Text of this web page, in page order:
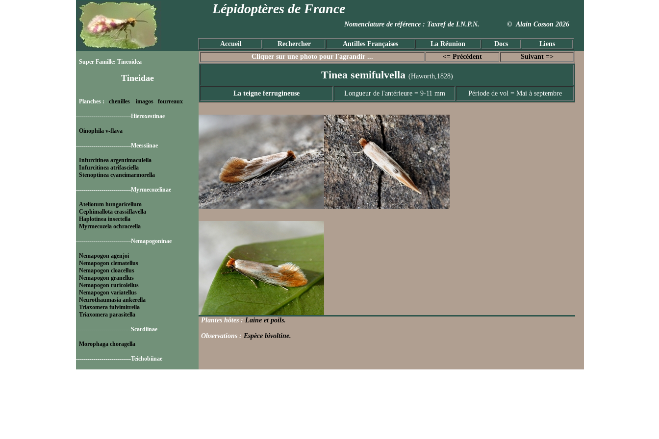
Lépidoptères de France
Nomenclature de référence : Taxref de I.N.P.N. © Alain Cosson 2026
Accueil Rechercher Antilles Françaises La Réunion Docs Liens
Super Famille: Tineoidea
Tineidae
Planches : chenilles imagos fourreaux
----------------------------Hieroxestinae
Oinophila v-flava
----------------------------Meessiinae
Infurcitinea argentimaculella
Infurcitinea atrifasciella
Stenoptinea cyaneimarmorella
----------------------------Myrmecozelinae
Ateliotum hungaricellum
Cephimallota crassiflavella
Haplotinea insectella
Myrmecozela ochraceella
----------------------------Nemapogoninae
Nemapogon agenjoi
Nemapogon clematellus
Nemapogon cloacellus
Nemapogon granellus
Nemapogon ruricolellus
Nemapogon variatellus
Neurothaumasia ankerella
Triaxomera fulvimitrella
Triaxomera parasitella
----------------------------Scardiinae
Morophaga choragella
----------------------------Teichobiinae
Cliquer sur une photo pour l'agrandir ... <= Précédent Suivant =>
Tinea semifulvella (Haworth,1828)
La teigne ferrugineuse Longueur de l'antérieure = 9-11 mm Période de vol = Mai à septembre
Plantes hôtes : Laine et poils.
Observations : Espèce bivoltine.